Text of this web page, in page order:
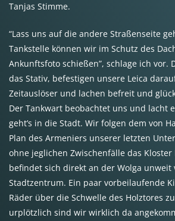
Tanjas Stimme.
“Lass uns auf die andere Straßenseite
Tankstelle können wir im Schutz des
Ankunftsfoto schießen”, schlage ich vor.
das Stativ, befestigen unsere Leica
Zeitauslöser und lachen befreit und
Der Tankwart beobachtet uns und lacht
geht’s in die Stadt. Wir folgen dem von
Plan des Armeniers unserer letzten
ohne jeglichen Zwischenfälle das Kloster
befindet sich direkt an der Wolga unweit
Stadtzentrum. Ein paar vorbeilaufende
Räder über die Schwelle des Holztores
urplötzlich sind wir wirklich da